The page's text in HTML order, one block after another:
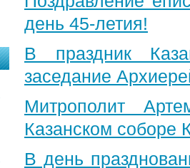
день 45-летия!
В праздник
заседание
Митрополит
Казанском соборе
В день